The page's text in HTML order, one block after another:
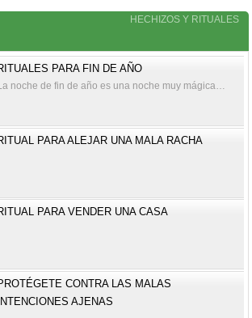
HECHIZOS Y RITUALES
PARA FIN DE AÑO
noche de fin de año es una noche muy mágica…
PARA ALEJAR UNA MALA RACHA
PARA VENDER UNA CASA
CONTRA LAS MALAS
INTENCIONES AJENAS